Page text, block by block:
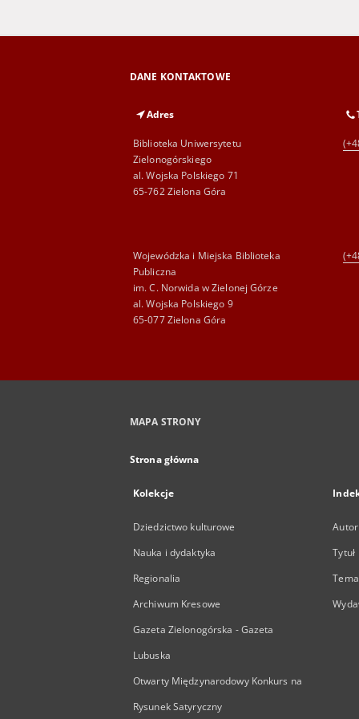
DANE KONTAKTOWE
Adres
Biblioteka Uniwersytetu
Zielonogórskiego
al. Wojska Polskiego 71
65-762 Zielona Góra
Wojewódzka i Miejska Biblioteka
Publiczna
im. C. Norwida w Zielonej Górze
al. Wojska Polskiego 9
65-077 Zielona Góra
MAPA STRONY
Strona główna
Kolekcje
Dziedzictwo kulturowe
Nauka i dydaktyka
Regionalia
Archiwum Kresowe
Gazeta Zielonogórska - Gazeta
Lubuska
Otwarty Międzynarodowy Konkurs na
Rysunek Satyryczny
Autor
Tytuł